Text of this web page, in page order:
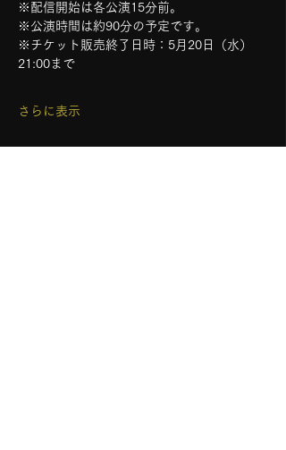
※配信開始は各公演15分前。
※公演時間は約90分の予定です。
※チケット販売終了日時：5月20日（水）
21:00まで
さらに表示